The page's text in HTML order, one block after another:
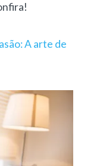
A arte de